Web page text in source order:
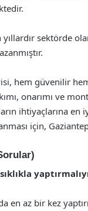
sektörde
hem güvenilir
onarımı ve
ihtiyaçlarına en
için,
en az bir kez